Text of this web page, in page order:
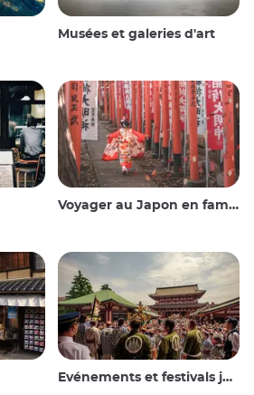
Musées et galeries d'art
Voyager au Japon en famille
Evénements et festivals japonais